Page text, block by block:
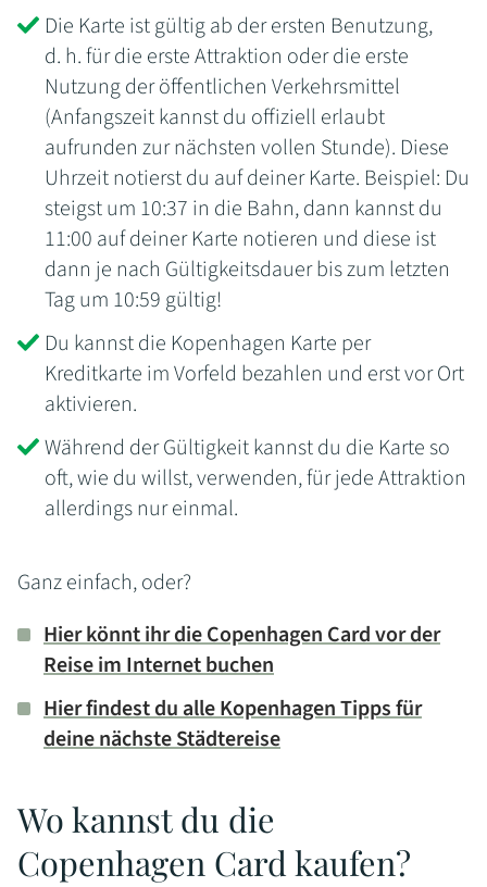
Die Karte ist gültig ab der ersten Benutzung,
d. h. für die erste Attraktion oder die erste
Nutzung der öffentlichen Verkehrsmittel
(Anfangszeit kannst du offiziell erlaubt
aufrunden zur nächsten vollen Stunde). Diese
Uhrzeit notierst du auf deiner Karte. Beispiel: Du
steigst um 10:37 in die Bahn, dann kannst du
11:00 auf deiner Karte notieren und diese ist
dann je nach Gültigkeitsdauer bis zum letzten
Tag um 10:59 gültig!
Du kannst die Kopenhagen Karte per
Kreditkarte im Vorfeld bezahlen und erst vor Ort
aktivieren.
Während der Gültigkeit kannst du die Karte so
oft, wie du willst, verwenden, für jede Attraktion
allerdings nur einmal.
Ganz einfach, oder?
Hier könnt ihr die Copenhagen Card vor der
Reise im Internet buchen
Hier findest du alle Kopenhagen Tipps für
deine nächste Städtereise
Wo kannst du die
Copenhagen Card kaufen?